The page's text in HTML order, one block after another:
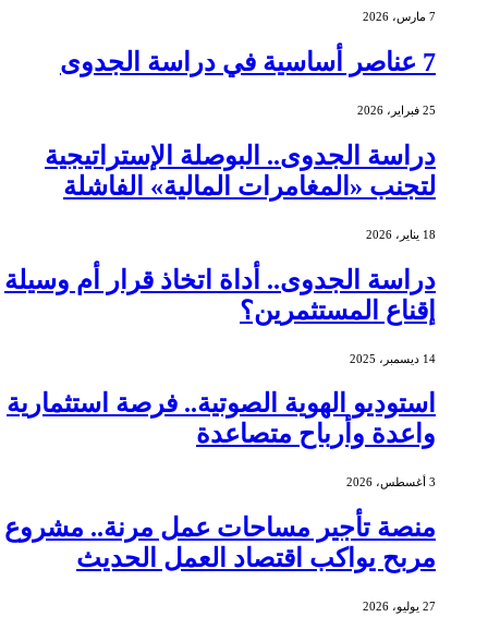
7 مارس، 2026
7 عناصر أساسية في دراسة الجدوى
25 فبراير، 2026
دراسة الجدوى.. البوصلة الإستراتيجية
لتجنب «المغامرات المالية» الفاشلة
18 يناير، 2026
دراسة الجدوى.. أداة اتخاذ قرار أم وسيلة
إقناع المستثمرين؟
14 ديسمبر، 2025
استوديو الهوية الصوتية.. فرصة استثمارية
واعدة وأرباح متصاعدة
3 أغسطس، 2026
منصة تأجير مساحات عمل مرنة.. مشروع
مربح يواكب اقتصاد العمل الحديث
27 يوليو، 2026